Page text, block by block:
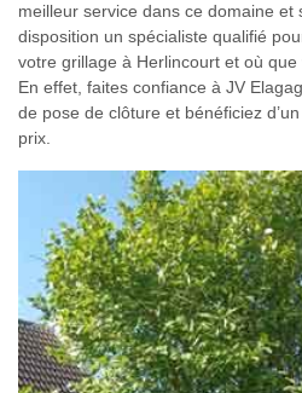
meilleur service dans ce domaine
disposition un spécialiste qualifié
votre grillage à Herlincourt et où que
En effet, faites confiance à JV
de pose de clôture et bénéficiez
prix.